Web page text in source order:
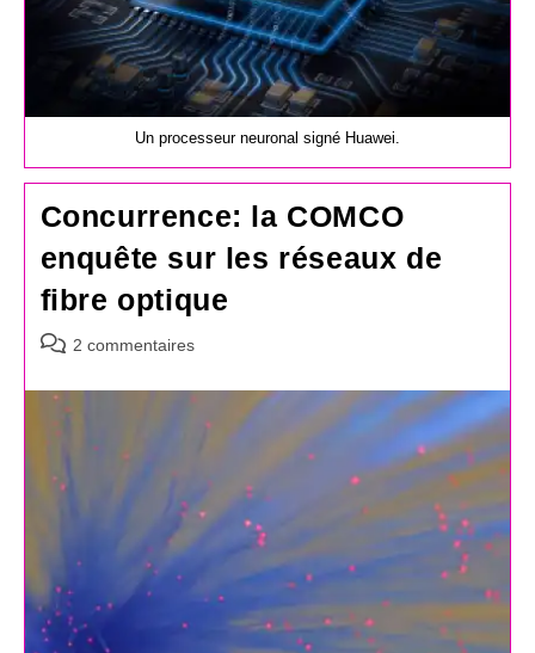
Un processeur neuronal signé Huawei.
Concurrence: la COMCO
enquête sur les réseaux de
fibre optique
Commentaires
la
publication :
2 commentaires